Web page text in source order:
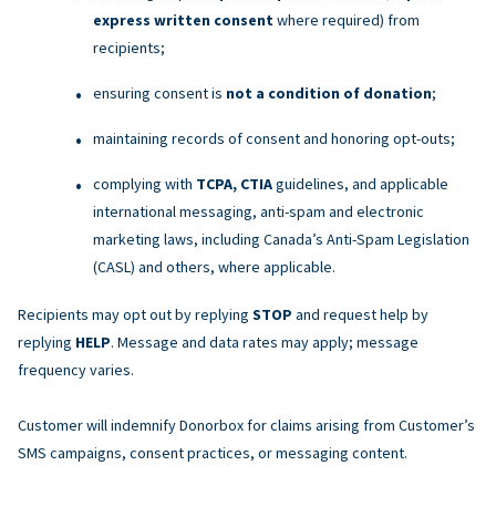
express written consent where required) from
recipients;
ensuring consent is not a condition of donation;
maintaining records of consent and honoring opt-outs;
complying with TCPA, CTIAguidelines, and applicable
international messaging, anti-spam and electronic
marketing laws, including Canada’s Anti-Spam Legislation
(CASL) and others, where applicable.
Recipients may opt out by replying STOP and request help by
replying HELP. Message and data rates may apply; message
frequency varies.
Customer will indemnify Donorbox for claims arising from Customer’s
SMS campaigns, consent practices, or messaging content.